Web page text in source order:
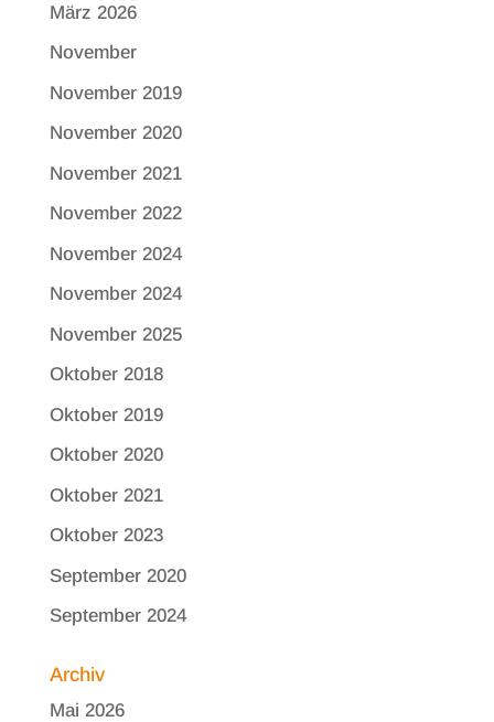
März 2026
November
November 2019
November 2020
November 2021
November 2022
November 2024
November 2024
November 2025
Oktober 2018
Oktober 2019
Oktober 2020
Oktober 2021
Oktober 2023
September 2020
September 2024
Archiv
Mai 2026